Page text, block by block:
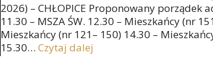
2026) – CHŁOPICE Proponowany porządek
11.30 – MSZA ŚW. 12.30 – Mieszkańcy (nr
Mieszkańcy (nr 121– 150) 14.30 –
15.30… Czytaj dalej